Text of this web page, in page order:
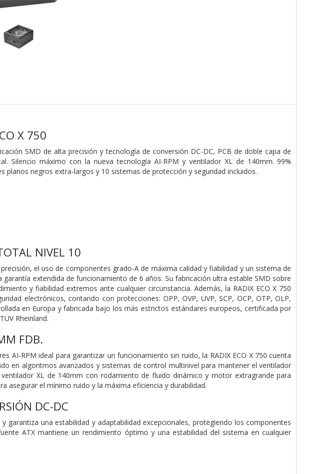
X 750
SMD de alta precisión y tecnología de conversión DC-DC, PCB de doble capa de
Silencio máximo con la nueva tecnología AI-RPM y ventilador XL de 140mm. 99%
planos negros extra-largos y 10 sistemas de protección y seguridad incluidos.
NIVEL 10
el uso de componentes grado-A de máxima calidad y fiabilidad y un sistema de
garantía extendida de funcionamiento de 6 años. Su fabricación ultra estable SMD sobre
y fiabilidad extremos ante cualquier circunstancia. Además, la RADIX ECO X 750
electrónicos, contando con protecciones: OPP, OVP, UVP, SCP, OCP, OTP, OLP,
en Europa y fabricada bajo los más estrictos estándares europeos, certificada por
Rheinland.
FDB.
AI-RPM ideal para garantizar un funcionamiento sin ruido, la RADIX ECO X 750 cuenta
en algoritmos avanzados y sistemas de control multinivel para mantener el ventilador
XL de 140mm con rodamiento de fluido dinámico y motor extragrande para
asegurar el mínimo ruido y la máxima eficiencia y durabilidad.
DC-DC
garantiza una estabilidad y adaptabilidad excepcionales, protegiendo los componentes
ATX mantiene un rendimiento óptimo y una estabilidad del sistema en cualquier